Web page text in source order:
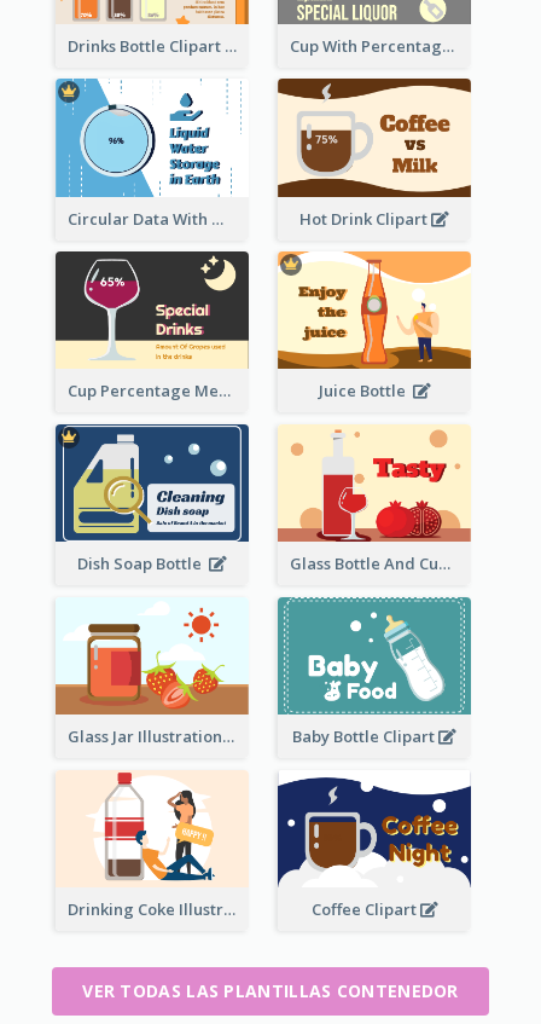
Drinks Bottle Clipart Cup With Percentage Measurement
Circular Data With Water Flow Hot Drink Clipart
Cup Percentage Measurement Juice Bottle
Dish Soap Bottle Glass Bottle And Cup Measurement
Glass Jar Illustration Baby Bottle Clipart
Drinking Coke Illustration Coffee Clipart
VER TODAS LAS PLANTILLAS CONTENEDOR